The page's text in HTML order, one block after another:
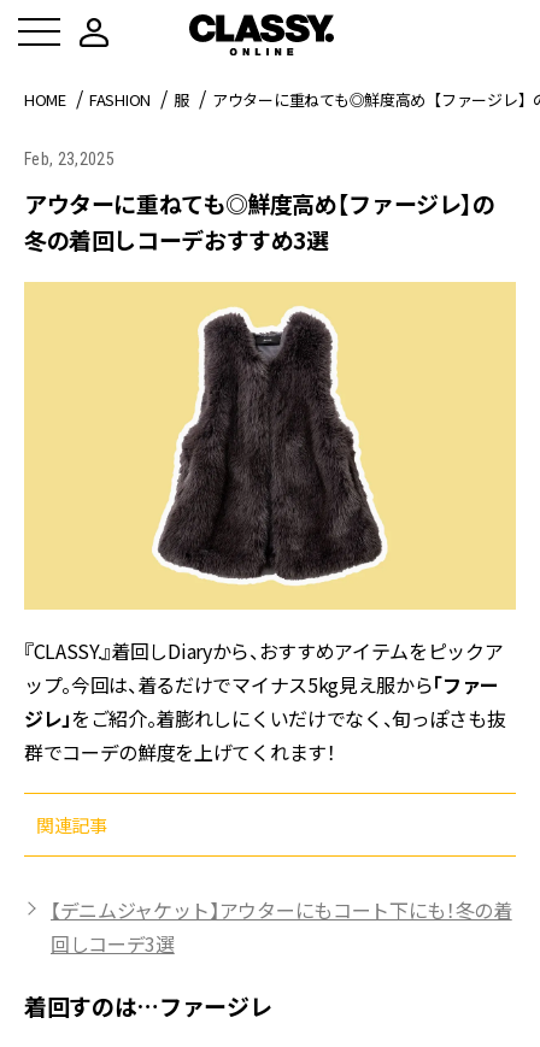
HOME FASHION 服 アウターに重ねても◎鮮度高め【ファージレ
Feb, 23,2025
アウターに重ねても◎鮮度高め【ファージレ】の
冬の着回しコーデおすすめ3選
『CLASSY.』着回しDiaryから、おすすめアイテムをピックア
ップ。今回は、着るだけでマイナス5kg見え服から「ファー
ジレ」をご紹介。着膨れしにくいだけでなく、旬っぽさも抜
群でコーデの鮮度を上げてくれます！
関連記事
【デニムジャケット】アウターにもコート下にも！冬の着
回しコーデ3選
着回すのは…ファージレ